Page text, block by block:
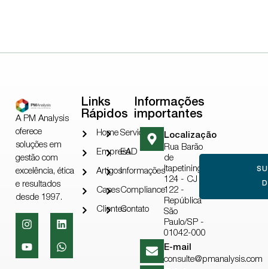
A PM Analysis
oferece
soluções em
gestão com
excelência, ética
e resultados
desde 1997.
Links
Rápidos
Home
Empresa
Artigos
Cases
Clientes
Serviços
EAD
Informações
Compliance
Contato
Informações
importantes
Localização
Rua Barão
de
Itapetininga,
124 - CJ
122 -
República
São
Paulo/SP -
01042-000
E-mail
consulte@pmanalysis.com